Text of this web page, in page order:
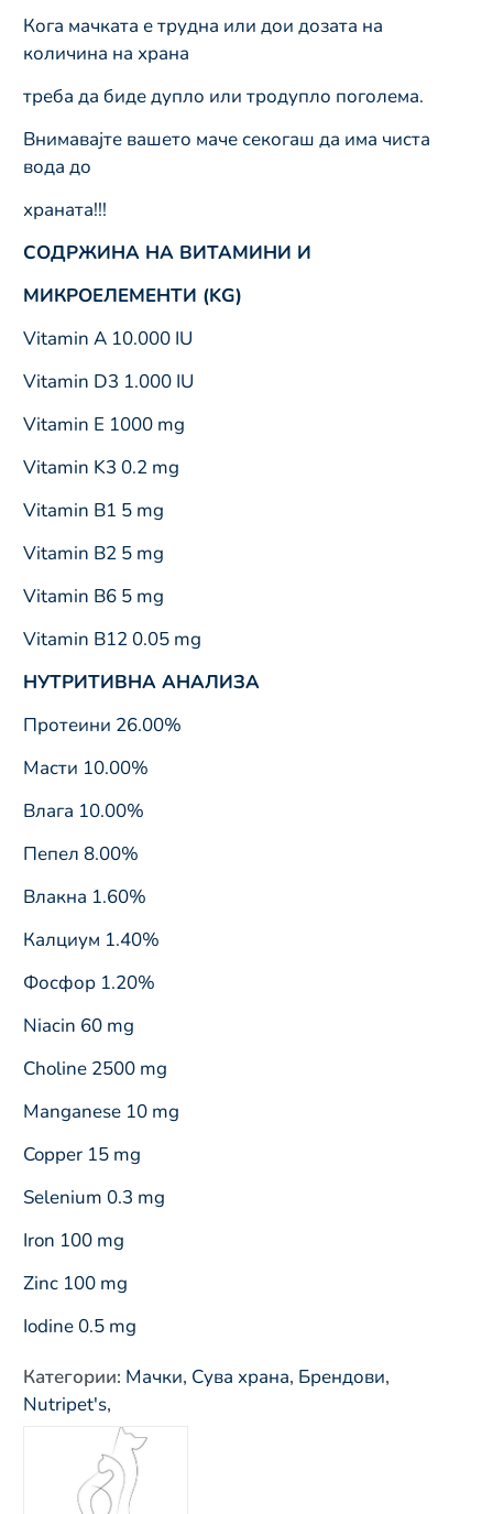
Кога мачката е трудна или дои дозата на
количина на храна
треба да биде дупло или тродупло поголема.
Внимавајте вашето маче секогаш да има чиста
вода до
храната!!!
СОДРЖИНА НА ВИТАМИНИ И
МИКРОЕЛЕМЕНТИ (KG)
Vitamin А 10.000 IU
Vitamin D3 1.000 IU
Vitamin E 1000 mg
Vitamin K3 0.2 mg
Vitamin B1 5 mg
Vitamin B2 5 mg
Vitamin B6 5 mg
Vitamin B12 0.05 mg
НУТРИТИВНА АНАЛИЗА
Протеини 26.00%
Масти 10.00%
Влага 10.00%
Пепел 8.00%
Влакна 1.60%
Калциум 1.40%
Фосфор 1.20%
Niacin 60 mg
Choline 2500 mg
Manganese 10 mg
Copper 15 mg
Selenium 0.3 mg
Iron 100 mg
Zinc 100 mg
Iodine 0.5 mg
Категории: Мачки, Сува храна, Брендови,
Nutripet's,